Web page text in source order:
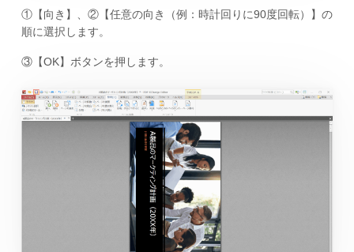
①【向き】、②【任意の向き（例：時計回りに90度回転）】の
順に選択します。
③【OK】ボタンを押します。